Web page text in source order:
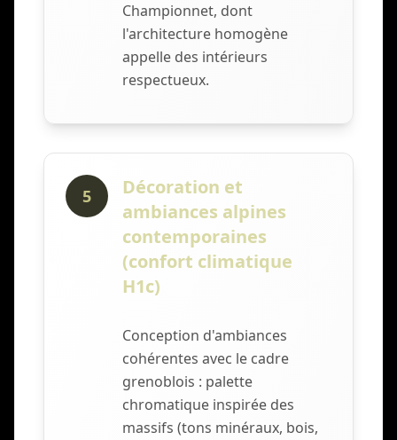
Championnet, dont
l'architecture homogène
appelle des intérieurs
respectueux.
5
Décoration et
ambiances alpines
contemporaines
(confort climatique
H1c)
Conception d'ambiances
cohérentes avec le cadre
grenoblois : palette
chromatique inspirée des
massifs (tons minéraux, bois,